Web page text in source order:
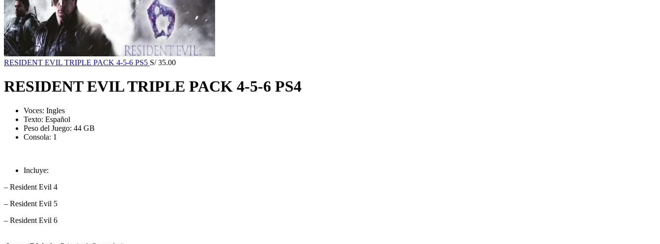
RESIDENT EVIL TRIPLE PACK 4-5-6 PS5 S/35.00
RESIDENT EVIL TRIPLE PACK 4-5-6 PS4
Voces: Ingles
Texto: Español
Peso del Juego: 44 GB
Consola: 1
Incluye:
– Resident Evil 4
– Resident Evil 5
– Resident Evil 6